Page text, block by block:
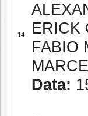
14
ERICK
FABIO
Data: